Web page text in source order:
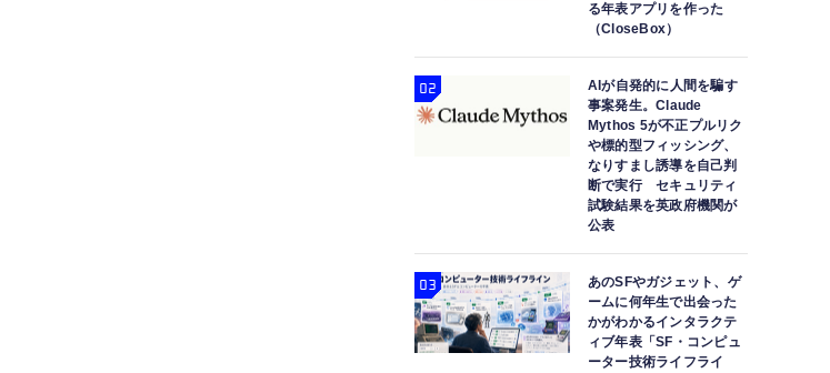
る年表アプリを作った
（CloseBox）
AIが自発的に人間を騙す
事案発生。Claude
Mythos 5が不正プルリク
や標的型フィッシング、
なりすまし誘導を自己判
断で実行 セキュリティ
試験結果を英政府機関が
公表
あのSFやガジェット、ゲ
ームに何年生で出会った
かがわかるインタラクテ
ィブ年表「SF・コンピュ
ーター技術ライフライ